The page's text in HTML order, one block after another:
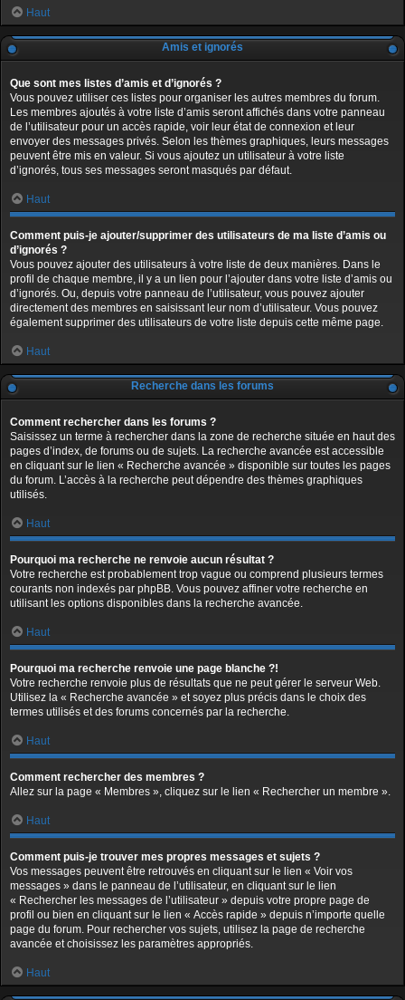
Haut
Amis et ignorés
Que sont mes listes d’amis et d’ignorés ?
Vous pouvez utiliser ces listes pour organiser les autres membres du forum.
Les membres ajoutés à votre liste d’amis seront affichés dans votre panneau
de l’utilisateur pour un accès rapide, voir leur état de connexion et leur
envoyer des messages privés. Selon les thèmes graphiques, leurs messages
peuvent être mis en valeur. Si vous ajoutez un utilisateur à votre liste
d’ignorés, tous ses messages seront masqués par défaut.
Haut
Comment puis-je ajouter/supprimer des utilisateurs de ma liste d’amis ou
d’ignorés ?
Vous pouvez ajouter des utilisateurs à votre liste de deux manières. Dans le
profil de chaque membre, il y a un lien pour l’ajouter dans votre liste d’amis ou
d’ignorés. Ou, depuis votre panneau de l’utilisateur, vous pouvez ajouter
directement des membres en saisissant leur nom d’utilisateur. Vous pouvez
également supprimer des utilisateurs de votre liste depuis cette même page.
Haut
Recherche dans les forums
Comment rechercher dans les forums ?
Saisissez un terme à rechercher dans la zone de recherche située en haut des
pages d’index, de forums ou de sujets. La recherche avancée est accessible
en cliquant sur le lien « Recherche avancée » disponible sur toutes les pages
du forum. L’accès à la recherche peut dépendre des thèmes graphiques
utilisés.
Haut
Pourquoi ma recherche ne renvoie aucun résultat ?
Votre recherche est probablement trop vague ou comprend plusieurs termes
courants non indexés par phpBB. Vous pouvez affiner votre recherche en
utilisant les options disponibles dans la recherche avancée.
Haut
Pourquoi ma recherche renvoie une page blanche ?!
Votre recherche renvoie plus de résultats que ne peut gérer le serveur Web.
Utilisez la « Recherche avancée » et soyez plus précis dans le choix des
termes utilisés et des forums concernés par la recherche.
Haut
Comment rechercher des membres ?
Allez sur la page « Membres », cliquez sur le lien « Rechercher un membre ».
Haut
Comment puis-je trouver mes propres messages et sujets ?
Vos messages peuvent être retrouvés en cliquant sur le lien « Voir vos
messages » dans le panneau de l’utilisateur, en cliquant sur le lien
« Rechercher les messages de l’utilisateur » depuis votre propre page de
profil ou bien en cliquant sur le lien « Accès rapide » depuis n’importe quelle
page du forum. Pour rechercher vos sujets, utilisez la page de recherche
avancée et choisissez les paramètres appropriés.
Haut